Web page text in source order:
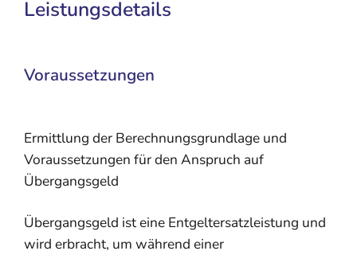
Leistungsdetails
Voraussetzungen
Ermittlung der Berechnungsgrundlage und
Voraussetzungen für den Anspruch auf
Übergangsgeld
Übergangsgeld ist eine Entgeltersatzleistung und
wird erbracht, um während einer